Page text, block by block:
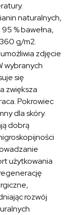
naturalnych,
% bawełna,
g/m2.
zdjęcie
wybranych
się
zwiększa
Pokrowiec
dla skóry.
dobrą
użytkowania
rozwój